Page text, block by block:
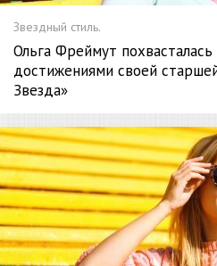
Звездный стиль.
Ольга Фреймут
достижениями своей
Звезда»